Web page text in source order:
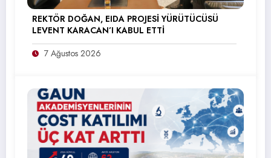
REKTÖR DOĞAN, EIDA PROJESİ YÜRÜTÜCÜSÜ
LEVENT KARACAN’I KABUL ETTİ
7 Ağustos 2026